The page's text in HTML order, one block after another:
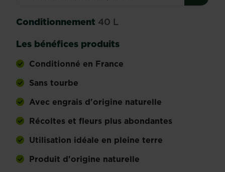
Conditionnement 40 L
Les bénéfices produits
Conditionné en France
Sans tourbe
Avec engrais d'origine naturelle
Récoltes et fleurs plus abondantes
Utilisation idéale en pleine terre
Produit d'origine naturelle